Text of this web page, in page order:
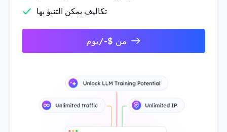
تكاليف يمكن التنبؤ بها
من $-/يوم